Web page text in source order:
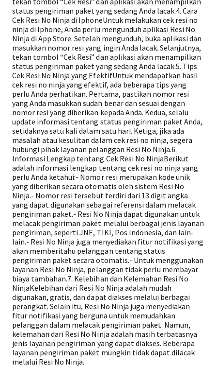
status pengiriman paket yang sedang Anda lacak.4. Cara
Cek Resi No Ninja di IphoneUntuk melakukan cek resi no
ninja di Iphone, Anda perlu mengunduh aplikasi Resi No
Ninja di App Store. Setelah mengunduh, buka aplikasi dan
masukkan nomor resi yang ingin Anda lacak. Selanjutnya,
tekan tombol “Cek Resi” dan aplikasi akan menampilkan
status pengiriman paket yang sedang Anda lacak.5. Tips
Cek Resi No Ninja yang EfektifUntuk mendapatkan hasil
cek resi no ninja yang efektif, ada beberapa tips yang
perlu Anda perhatikan. Pertama, pastikan nomor resi
yang Anda masukkan sudah benar dan sesuai dengan
nomor resi yang diberikan kepada Anda. Kedua, selalu
update informasi tentang status pengiriman paket Anda,
setidaknya satu kali dalam satu hari. Ketiga, jika ada
masalah atau kesulitan dalam cek resi no ninja, segera
hubungi pihak layanan pelanggan Resi No Ninja.6.
Informasi Lengkap tentang Cek Resi No NinjaBerikut
adalah informasi lengkap tentang cek resi no ninja yang
perlu Anda ketahui:- Nomor resi merupakan kode unik
yang diberikan secara otomatis oleh sistem Resi No
Ninja.- Nomor resi tersebut terdiri dari 13 digit angka
yang dapat digunakan sebagai referensi dalam melacak
pengiriman paket.- Resi No Ninja dapat digunakan untuk
melacak pengiriman paket melalui berbagai jenis layanan
pengiriman, seperti JNE, TIKI, Pos Indonesia, dan lain-
lain.- Resi No Ninja juga menyediakan fitur notifikasi yang
akan memberitahu pelanggan tentang status
pengiriman paket secara otomatis.- Untuk menggunakan
layanan Resi No Ninja, pelanggan tidak perlu membayar
biaya tambahan.7. Kelebihan dan Kelemahan Resi No
NinjaKelebihan dari Resi No Ninja adalah mudah
digunakan, gratis, dan dapat diakses melalui berbagai
perangkat. Selain itu, Resi No Ninja juga menyediakan
fitur notifikasi yang berguna untuk memudahkan
pelanggan dalam melacak pengiriman paket. Namun,
kelemahan dari Resi No Ninja adalah masih terbatasnya
jenis layanan pengiriman yang dapat diakses. Beberapa
layanan pengiriman paket mungkin tidak dapat dilacak
melalui Resi No Ninja.